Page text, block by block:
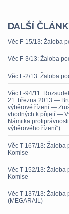
DALŠÍ
Věc F-15/13: Žaloba
Věc F-3/13: Žaloba
Věc F-2/13: Žaloba
Věc F-94/11:
21. března 2013 —
výběrové řízení —
vhodných k přijetí —
Námitka
výběrového řízení“)
Věc T-167/13:
Komise
Věc T-152/13:
Komise
Věc T-137/13: Žaloba
(MEGARAIL)